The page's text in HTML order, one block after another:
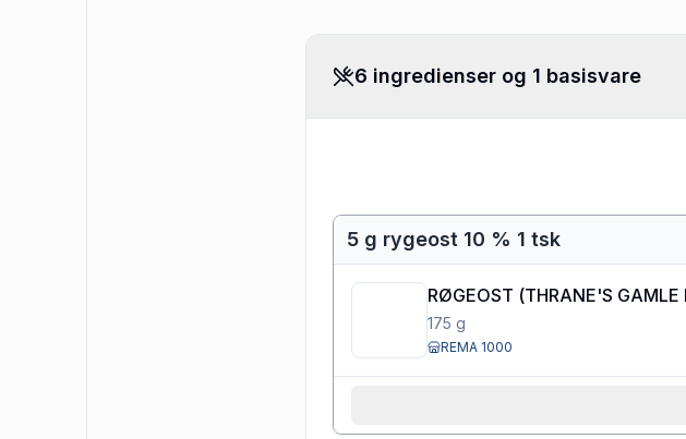
6 ingredienser og 1 basisvare
5 g rygeost 10 % 1 tsk
RØGEOST (THRANE'S
175 g
REMA 1000